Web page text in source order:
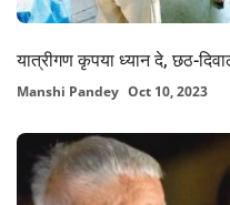
यात्रीगण कृपया ध्यान दे, छठ-
Manshi Pandey Oct 10, 2023